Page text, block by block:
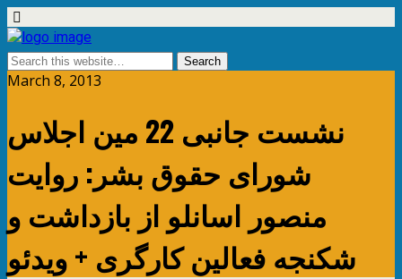
March 8, 2013
نشست جانبی 22 مین اجلاس
شورای حقوق بشر: روایت
منصور اسانلو از بازداشت و
شکنجه فعالین کارگری + ویدئو